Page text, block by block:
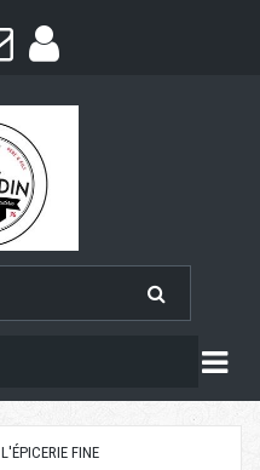
L'ÉPICERIE FINE